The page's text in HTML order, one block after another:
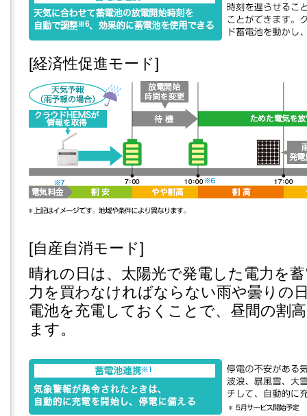
[経済性促進モード]
[自産自消モード]
晴れの日は、太陽光で発電した電力を
力を買わなければならない雨や曇りの
電池を充電しておくことで、昼間の割
ます。